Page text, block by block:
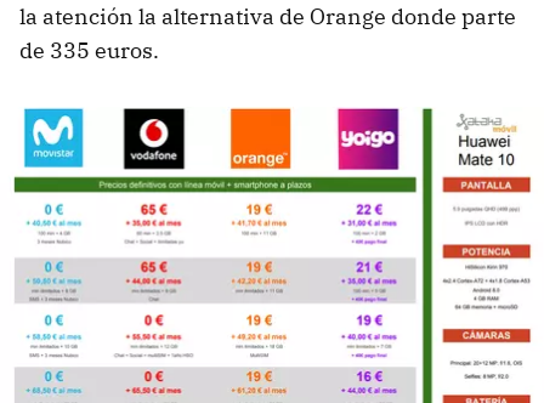
la atención la alternativa de Orange donde parte
de 335 euros.